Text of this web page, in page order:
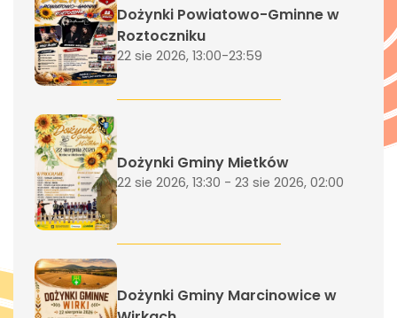
Dożynki Powiatowo-Gminne w
Roztoczniku
22 sie 2026, 13:00-23:59
Dożynki Gminy Mietków
22 sie 2026, 13:30 - 23 sie 2026, 02:00
Dożynki Gminy Marcinowice w